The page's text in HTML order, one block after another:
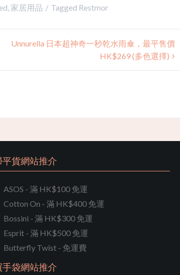
家居用品 Tagged Restmor
Unnurella 日本超神奇一秒乾水雨傘，最平售價
HK$269 (多色選擇)
平貨網站推介
ASOS - 滿 HK$100 免運
Cotton On - 滿 HK$400 免運
Bossini - 滿 HK$300 免運
Esprit - 滿 HK$500 免運
Butterfly Twist - 免運費
手袋網站推介